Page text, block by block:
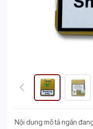
Nội dung mô tả ngắn